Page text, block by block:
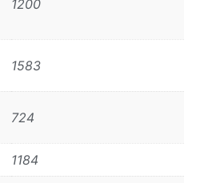
1200
1583
724
1184